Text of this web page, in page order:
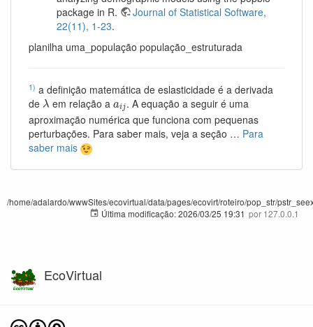
package in R.
Journal of Statistical Software,
22(11), 1-23.
planilha uma_população população_estruturada
1) a definição matemática de eslasticidade é a derivada
de λ
λem relação a aij
aij. A equação a seguir é uma
aproximação numérica que funciona com pequenas
perturbações. Para saber mais, veja a seção … Para
saber mais
/home/adalardo/wwwSites/ecovirtual/data/pages/ecovirt/roteiro/pop_str/
Última modificação:2026/03/25 19:31 por 127.0.0.1
EcoVirtual